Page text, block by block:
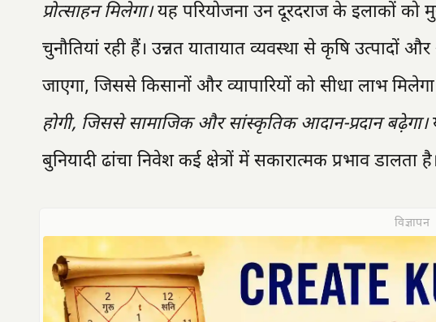
प्रोत्साहन मिलेगा।यह परियोजना उन दूरदराज के इलाकों को
चुनौतियां रही हैं। उन्नत यातायात व्यवस्था से कृषि
जाएगा, जिससे किसानों और व्यापारियों को सीधा लाभ
होगी, जिससे सामाजिक और सांस्कृतिक आदान-प्रदान बढ़ेगा।
बुनियादी ढांचा निवेश कई क्षेत्रों में सकारात्मक प्रभाव डालता है।
विज्ञापन